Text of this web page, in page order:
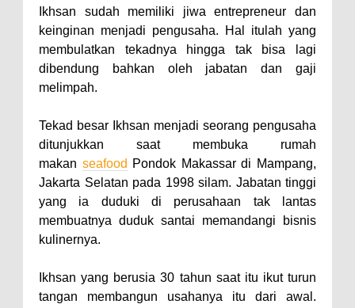
Ikhsan sudah memiliki jiwa entrepreneur dan
keinginan menjadi pengusaha. Hal itulah yang
membulatkan tekadnya hingga tak bisa lagi
dibendung bahkan oleh jabatan dan gaji
melimpah.
Tekad besar Ikhsan menjadi seorang pengusaha
ditunjukkan saat membuka rumah
makan seafood Pondok Makassar di Mampang,
Jakarta Selatan pada 1998 silam. Jabatan tinggi
yang ia duduki di perusahaan tak lantas
membuatnya duduk santai memandangi bisnis
kulinernya.
Ikhsan yang berusia 30 tahun saat itu ikut turun
tangan membangun usahanya itu dari awal.